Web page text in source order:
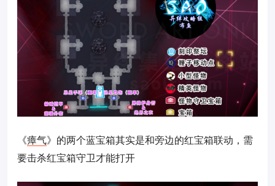
《瘴气》的两个蓝宝箱其实是和旁边的红宝箱联动，需
要击杀红宝箱守卫才能打开